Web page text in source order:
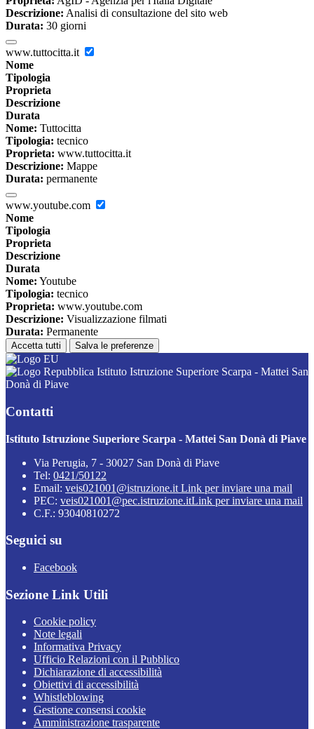
Descrizione: Analisi di consultazione del sito web
Durata: 30 giorni
www.tuttocitta.it
Nome
Tipologia
Proprieta
Descrizione
Durata
Nome: Tuttocitta
Tipologia: tecnico
Proprieta: www.tuttocitta.it
Descrizione: Mappe
Durata: permanente
www.youtube.com
Nome
Tipologia
Proprieta
Descrizione
Durata
Nome: Youtube
Tipologia: tecnico
Proprieta: www.youtube.com
Descrizione: Visualizzazione filmati
Durata: Permanente
Accetta tutti Salva le preferenze
Istituto Istruzione Superiore Scarpa - Mattei San
Donà di Piave
Contatti
Istituto Istruzione Superiore Scarpa - Mattei San Donà di Piave
Via Perugia, 7 - 30027 San Donà di Piave
Tel: 0421/50122
Email: veis021001@istruzione.it Link per inviare una mail
PEC: veis021001@pec.istruzione.itLink per inviare una mail
C.F.: 93040810272
Seguici su
Facebook
Sezione Link Utili
Cookie policy
Note legali
Informativa Privacy
Ufficio Relazioni con il Pubblico
Dichiarazione di accessibilità
Obiettivi di accessibilità
Whistleblowing
Gestione consensi cookie
Amministrazione trasparente